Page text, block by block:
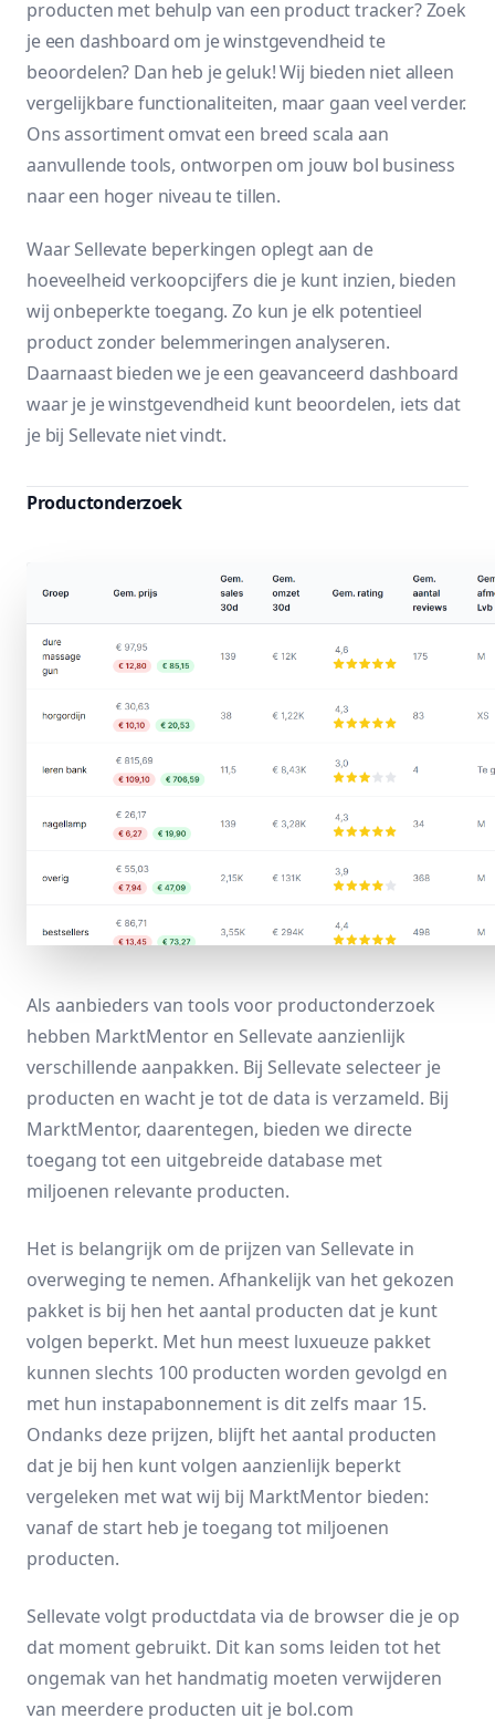
producten met behulp van een product tracker? Zoek
je een dashboard om je winstgevendheid te
beoordelen? Dan heb je geluk! Wij bieden niet alleen
vergelijkbare functionaliteiten, maar gaan veel verder.
Ons assortiment omvat een breed scala aan
aanvullende tools, ontworpen om jouw bol business
naar een hoger niveau te tillen.
Waar Sellevate beperkingen oplegt aan de
hoeveelheid verkoopcijfers die je kunt inzien, bieden
wij onbeperkte toegang. Zo kun je elk potentieel
product zonder belemmeringen analyseren.
Daarnaast bieden we je een geavanceerd dashboard
waar je je winstgevendheid kunt beoordelen, iets dat
je bij Sellevate niet vindt.
Productonderzoek
Als aanbieders van tools voor productonderzoek
hebben MarktMentor en Sellevate aanzienlijk
verschillende aanpakken. Bij Sellevate selecteer je
producten en wacht je tot de data is verzameld. Bij
MarktMentor, daarentegen, bieden we directe
toegang tot een uitgebreide database met
miljoenen relevante producten.
Het is belangrijk om de prijzen van Sellevate in
overweging te nemen. Afhankelijk van het gekozen
pakket is bij hen het aantal producten dat je kunt
volgen beperkt. Met hun meest luxueuze pakket
kunnen slechts 100 producten worden gevolgd en
met hun instapabonnement is dit zelfs maar 15.
Ondanks deze prijzen, blijft het aantal producten
dat je bij hen kunt volgen aanzienlijk beperkt
vergeleken met wat wij bij MarktMentor bieden:
vanaf de start heb je toegang tot miljoenen
producten.
Sellevate volgt productdata via de browser die je op
dat moment gebruikt. Dit kan soms leiden tot het
ongemak van het handmatig moeten verwijderen
van meerdere producten uit je bol.com